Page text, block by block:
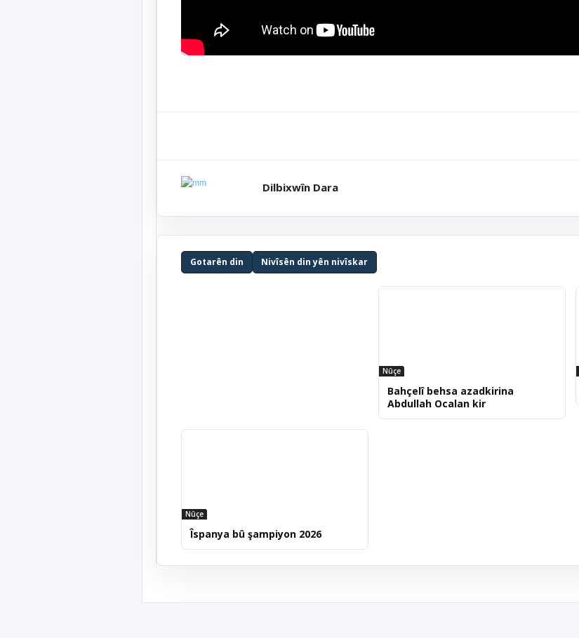
Dilbixwîn Dara
Gotarên din Nivîsên din yên nivîskar
Nûçe
Bahçelî behsa azadkirina
Abdullah Ocalan kir
Nûçe
Îspanya bû şampiyon 2026